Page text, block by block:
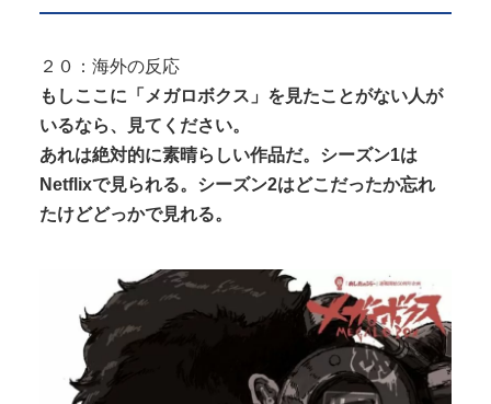
２０：海外の反応
もしここに「メガロボクス」を見たことがない人が
いるなら、見てください。
あれは絶対的に素晴らしい作品だ。シーズン1は
Netflixで見られる。シーズン2はどこだったか忘れ
たけどどっかで見れる。